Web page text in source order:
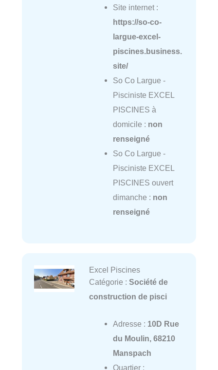
Site internet :
https://so-co-
largue-excel-
piscines.business.
site/
So Co Largue -
Pisciniste EXCEL
PISCINES à
domicile : non
renseigné
So Co Largue -
Pisciniste EXCEL
PISCINES ouvert
dimanche : non
renseigné
Excel Piscines
Catégorie : Société de
construction de pisci
Adresse : 10D Rue
du Moulin, 68210
Manspach
Quartier :